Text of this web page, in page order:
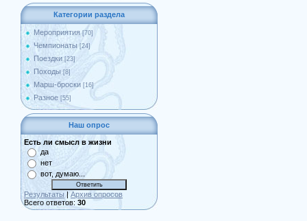
Категории раздела
Мероприятия [70]
Чемпионаты [24]
Поездки [23]
Походы [8]
Марш-броски [16]
Разное [55]
Наш опрос
Есть ли смысл в жизни
да
нет
вот, думаю...
Результаты | Архив опросов
Всего ответов: 30